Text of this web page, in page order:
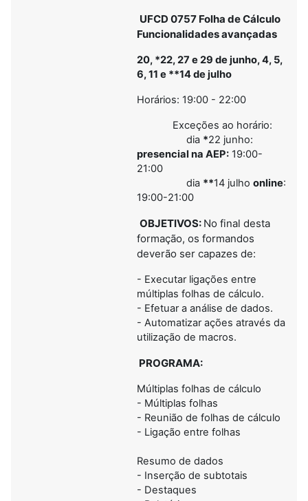
UFCD 0757 Folha de Cálculo
Funcionalidades avançadas
20, *22, 27 e 29 de junho, 4, 5,
6, 11 e **14 de julho
Horários: 19:00 - 22:00
Exceções ao horário:
dia *22 junho:
presencial na AEP: 19:00-
21:00
dia **14 julho online:
19:00-21:00
OBJETIVOS: No final desta
formação, os formandos
deverão ser capazes de:
- Executar ligações entre
múltiplas folhas de cálculo.
- Efetuar a análise de dados.
- Automatizar ações através da
utilização de macros.
PROGRAMA:
Múltiplas folhas de cálculo
- Múltiplas folhas
- Reunião de folhas de cálculo
- Ligação entre folhas
Resumo de dados
- Inserção de subtotais
- Destaques